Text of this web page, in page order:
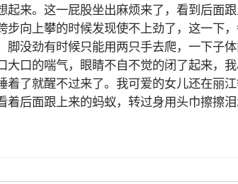
起来。这一屁股坐出麻烦来了，看到后面
步向上攀的时候发现使不上劲了，这一下
脚没劲有时候只能用两只手去爬，一下子
大口的喘气，眼睛不自不觉的闭了起来，
着了就醒不过来了。我可爱的女儿还在丽
着后面跟上来的蚂蚁，转过身用头巾擦擦泪